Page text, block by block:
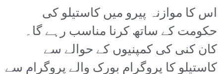
اس کا موازنہ پیرو میں کاستیلو کی
حکومت کے ساتھ کرنا مناسب رہے گا۔
کان کنی کی کمپنیوں کے حوالے سے
کاستیلو کا پروگرام بورک والے پروگرام سے